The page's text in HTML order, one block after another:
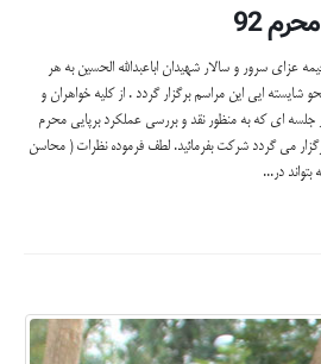
92
عزاي سرور و سالار شهيدان اباعبدالله الحسين به هر
شايسته ايي اين مراسم برگزار گردد . از كليه خواهران و
جلسه اي كه به منظور نقد و بررسي عملكرد برپايي محرم
مي گردد شركت بفرمائيد. لطف فرموده نظرات ( محاسن
در...